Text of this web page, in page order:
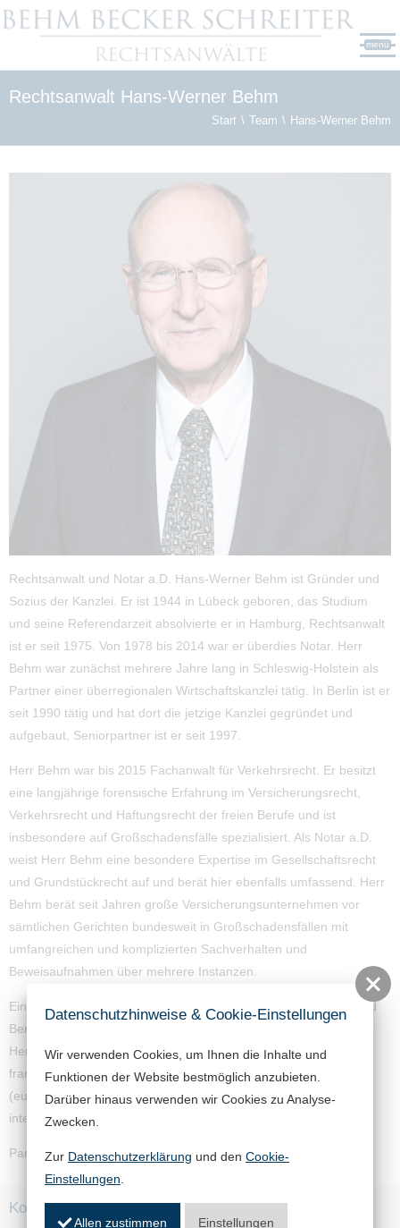
menü
Rechtsanwalt Hans-Werner Behm
Start Team Hans-Werner Behm
Rechtsanwalt und Notar a.D. Hans-Werner Behm ist Gründer und
Sozius der Kanzlei. Er ist 1944 in Lübeck geboren, das Studium
und seine Referendarzeit absolvierte er in Hamburg, Rechtsanwalt
ist er seit 1975. Von 1978 bis 2014 war er überdies Notar. Herr
Behm war zunächst mehrere Jahre lang in Schleswig-Holstein als
Partner einer überregionalen Wirtschaftskanzlei tätig. In Berlin ist er
seit 1990 tätig und hat dort die jetzige Kanzlei gegründet und
aufgebaut, Seniorpartner ist er seit 1997.
Herr Behm war bis 2015 Fachanwalt für Verkehrsrecht. Er besitzt
eine langjährige forensische Erfahrung im Versicherungsrecht,
Verkehrsrecht und Haftungsrecht der freien Berufe und ist
insbesondere auf Großschadensfälle spezialisiert. Als Notar a.D.
weist Herr Behm eine besondere Expertise im Gesellschaftsrecht
und Grundstückrecht auf und berät hier ebenfalls umfassend. Herr
Behm berät seit Jahren große Versicherungsunternehmen vor
sämtlichen Gerichten bundesweit in Großschadensfällen mit
umfangreichen und komplizierten Sachverhalten und
Beweisaufnahmen über mehrere Instanzen.
Ein weiterer Schwerpunkt der Tätigkeit liegt in der Betreuung und
Beratung von ausländischen Privatpersonen und Unternehmen.
Herr Behm berät in verhandlungssicherer englischer und
französischer Sprache. Besondere Expertise hat Herr Behm im
(europäischen) Zollrecht und in Rechtsstreitigkeiten mit
internationalem Bezug.
Partner bis 10.09.2020
Kontakt
Datenschutzhinweise & Cookie-Einstellungen
Wir verwenden Cookies, um Ihnen die Inhalte und
Funktionen der Website bestmöglich anzubieten.
Darüber hinaus verwenden wir Cookies zu Analyse-
Zwecken.
Zur Datenschutzerklärung und den Cookie-
Einstellungen
Allen zustimmen Einstellungen